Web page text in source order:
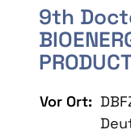
9th
Vor Ort: